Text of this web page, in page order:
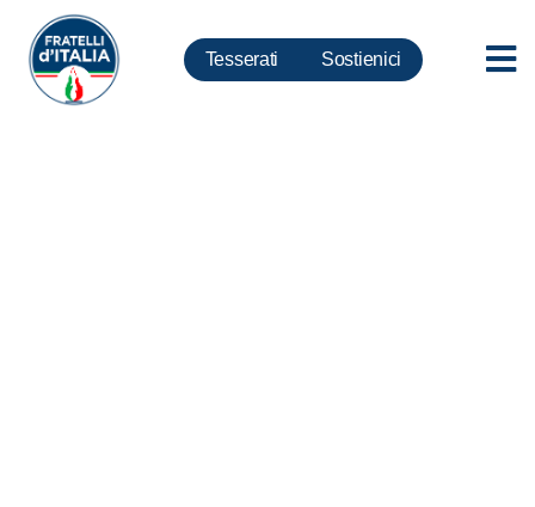
Tesserati Sostienici